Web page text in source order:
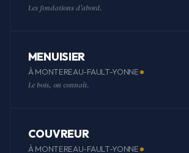
Les fondations d'abord.
MENUISIER
À MONTEREAU-FAULT-YONNE
Le bois, on connaît.
COUVREUR
À MONTEREAU-FAULT-YONNE